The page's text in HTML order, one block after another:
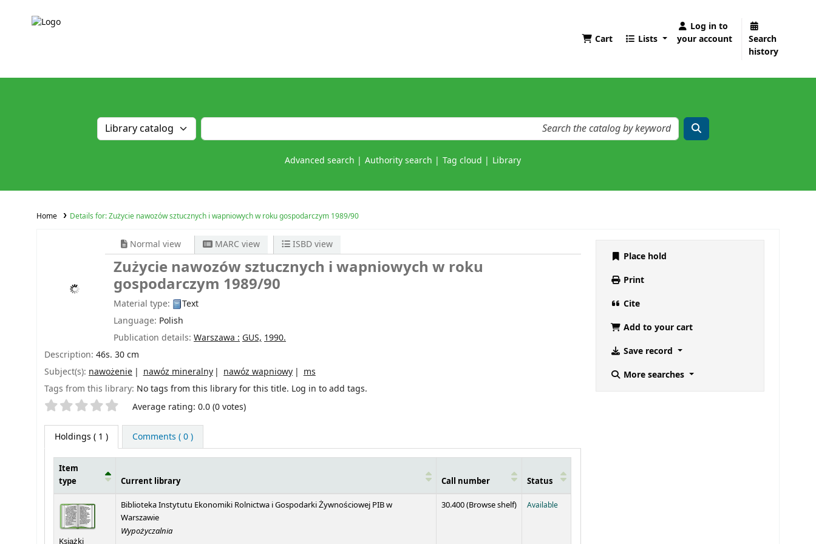
Cart Lists
Log in to
your account
Search
history
Advanced search Authority search Tag cloud Library
Home Details for:Zużycie nawozów sztucznych i wapniowych w roku gospodarczym 1989/90
Normal view MARC view ISBD view
Zużycie nawozów sztucznych i wapniowych w roku
gospodarczym 1989/90
Material type:
Text
Language: Polish
Publication details: Warszawa : GUS, 1990.
Description: 46s. 30 cm
Subject(s): nawożenie nawóz mineralny nawóz wapniowy
ms
Tags from this library: No tags from this library for this title. Log in to add tags.
Star ratings Average rating: 0.0 (0 votes)
Holdings ( 1 ) Comments ( 0 )
Item
type
Current library Call number Status
Książki
Biblioteka Instytutu Ekonomiki Rolnictwa i Gospodarki Żywnościowej PIB w
Warszawie
Wypożyczalnia
30.400 (Browse shelf(Opens below)
) Available
Place hold
Print
Cite
Add to your cart
Save record
More searches